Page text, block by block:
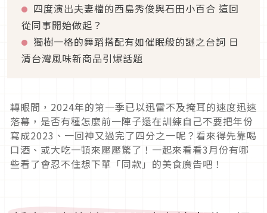
四度演出夫妻檔的西島秀俊與石田小百合 這回
從同事開始做起？
獨樹一格的舞蹈搭配有如催眠般的謎之台詞 日
清台灣風味新商品引爆話題
轉眼間，2024年的第一季已以迅雷不及掩耳的速度迅速
落幕，是否有種怎麼前一陣子還在訓練自己不要把年份
寫成2023、一回神又過完了四分之一呢？看來得先靠喝
口酒、或大吃一頓來壓壓驚了！一起來看看3月份有哪
些看了會忍不住想下單「同款」的美食廣告吧！